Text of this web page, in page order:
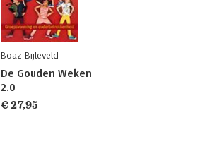
Boaz Bijleveld
De Gouden Weken
2.0
€ 27,95